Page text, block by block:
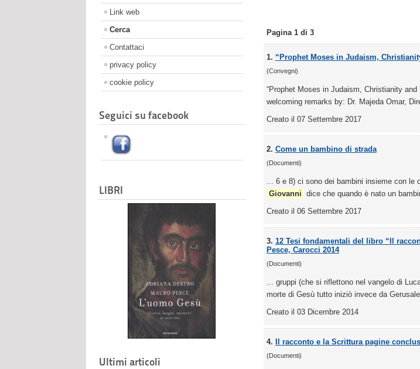
Link web
Cerca
Contattaci
privacy policy
cookie policy
Seguici su facebook
LIBRI
Ultimi articoli
Pagina 1 di 3
1. “Prophet Moses in Judaism,
(Convegni)
“Prophet Moses in Judaism, Christianity
welcoming remarks by: Dr. Majeda Omar,
Creato il 07 Settembre 2017
2. Come un bambino di strada
(Documenti)
... 6 e 8) ci sono dei bambini insieme con le
Giovanni dice che quando è nato un
Creato il 06 Settembre 2017
3. 12 Tesi fondamentali del libro “Il
Pesce, Carocci 2014
(Documenti)
... gruppi (che si riflettono nel vangelo di
morte di Gesù tutto iniziò invece da
Creato il 03 Dicembre 2014
4. Il racconto e la Scrittura pagine
(Documenti)